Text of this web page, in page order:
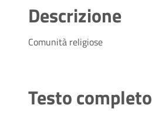
Descrizione
Comunità religiose
Testo completo